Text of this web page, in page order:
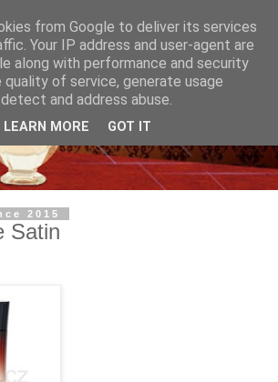
2015
Satin
from Google to deliver its services
Your IP address and user-agent are
along with performance and security
of service, generate usage
and address abuse.
LEARN MORE GOT IT